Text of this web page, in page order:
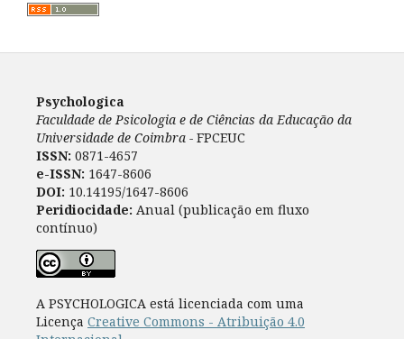
Psychologica
Faculdade de Psicologia e de Ciências da Educação da
Universidade de Coimbra - FPCEUC
ISSN: 0871-4657
e-ISSN: 1647-8606
DOI: 10.14195/1647-8606
Peridiocidade: Anual (publicação em fluxo
contínuo)
A PSYCHOLOGICA está licenciada com uma
Licença Creative Commons - Atribuição 4.0